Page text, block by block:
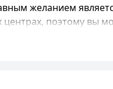
желанием
поэтому вы